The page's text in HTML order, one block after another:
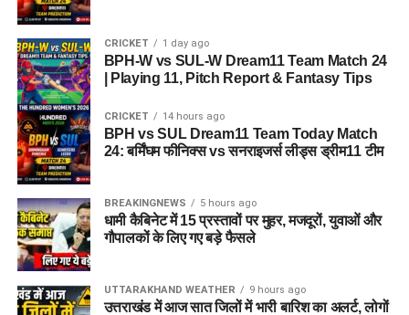
CRICKET 1 day ago
BPH-W vs SUL-W Dream11 Team Match 24
| Playing 11, Pitch Report & Fantasy Tips
CRICKET 14 hours ago
BPH vs SUL Dream11 Team Today Match
24: बर्मिंघम फीनिक्स vs सनराइजर्स लीड्स ड्रीम11 टीम
BREAKINGNEWS 5 hours ago
धामी कैबिनेट में 15 प्रस्तावों पर मुहर, मजदूरों, युवाओं और
गौपालकों के लिए गए बड़े फैसले
UTTARAKHAND WEATHER 9 hours ago
उत्तराखंड में आज सात जिलों में भारी बारिश का अलर्ट, लोगों